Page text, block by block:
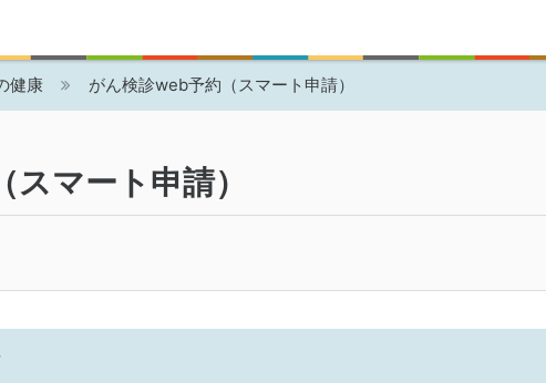
健康 がん検診web予約（スマート申請）
マート申請）